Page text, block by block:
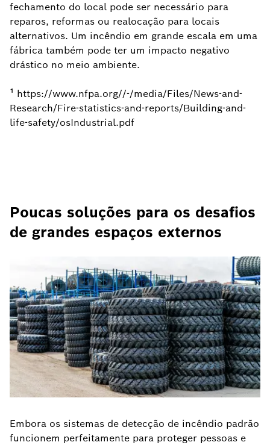
fechamento do local pode ser necessário para
reparos, reformas ou realocação para locais
alternativos. Um incêndio em grande escala em uma
fábrica também pode ter um impacto negativo
drástico no meio ambiente.
¹ https://www.nfpa.org//-/media/Files/News-and-
Research/Fire-statistics-and-reports/Building-and-
life-safety/osIndustrial.pdf
Poucas soluções para os desafios
de grandes espaços externos
Embora os sistemas de detecção de incêndio padrão
funcionem perfeitamente para proteger pessoas e